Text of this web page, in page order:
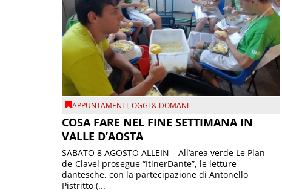
APPUNTAMENTI,OGGI & DOMANI
COSA FARE NEL FINE SETTIMANA IN
VALLE D’AOSTA
SABATO 8 AGOSTO ALLEIN – All’area verde Le Plan-
de-Clavel prosegue “ItinerDante”, le letture
dantesche, con la partecipazione di Antonello
Pistritto (...